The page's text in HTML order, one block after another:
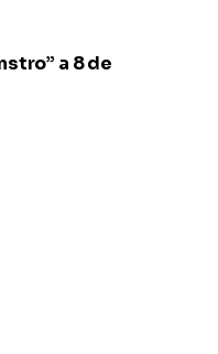
a 8 de